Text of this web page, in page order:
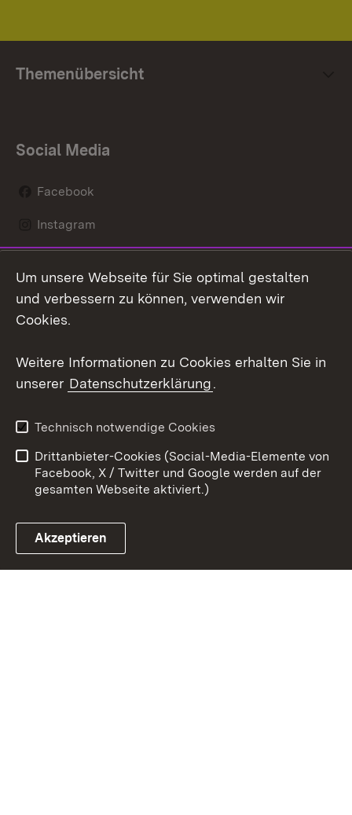
Themenübersicht
Social Media
Facebook
Instagram
Social Wall
Youtube
Link zum Landesportal
Kontakt
Datenschutz
Barrierefreiheit
Impressum Cookies
Um unsere Webseite für Sie optimal gestalten
und verbessern zu können, verwenden wir
Cookies.
Weitere Informationen zu Cookies erhalten Sie in
unserer Datenschutzerklärung.
Technisch notwendige Cookies
Drittanbieter-Cookies (Social-Media-Elemente von
Facebook, X / Twitter und Google werden auf der
gesamten Webseite aktiviert.)
Akzeptieren